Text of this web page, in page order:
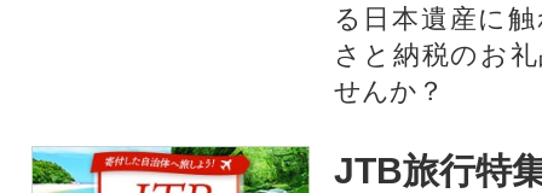
る日本遺産に
さと納税のお
せんか？​​​
JTB旅行特